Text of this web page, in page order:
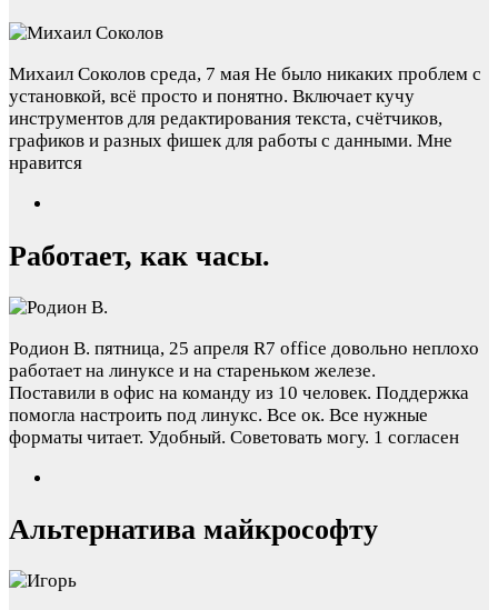
Михаил Соколов среда, 7 мая Не было никаких проблем с
установкой, всё просто и понятно. Включает кучу
инструментов для редактирования текста, счётчиков,
графиков и разных фишек для работы с данными. Мне
нравится
Работает, как часы.
Родион В. пятница, 25 апреля R7 office довольно неплохо
работает на линуксе и на стареньком железе.
Поставили в офис на команду из 10 человек. Поддержка
помогла настроить под линукс. Все ок. Все нужные
форматы читает. Удобный. Советовать могу. 1 согласен
Альтернатива майкрософту